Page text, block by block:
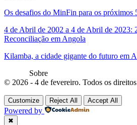
Os desafios do MinFin para os próximos
4 de Abril de 2002 a 4 de Abril de 2023:
Reconciliação em Angola
Kilamba, a cidade gigante do futuro em
Sobre
© 2026 - 4 de fevereiro. Todos os direitos
Customize Reject All Accept All
Powered by
✖